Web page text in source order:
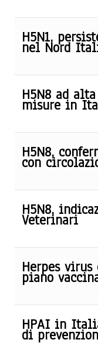
H5N1,
nel Nord
H5N8 ad
misure in
H5N8,
con
H5N8,
Veterinari
Herpes
piano
HPAI in
di